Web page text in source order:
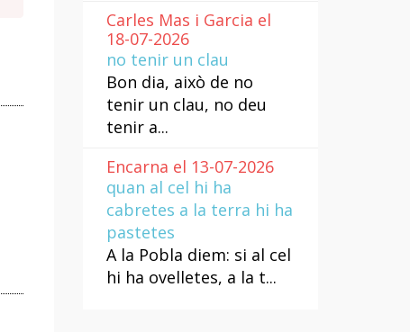
Carles Mas i Garcia el
18-07-2026
no tenir un clau
Bon dia, això de no
tenir un clau, no deu
tenir a...
Encarna el 13-07-2026
quan al cel hi ha
cabretes a la terra hi ha
pastetes
A la Pobla diem: si al cel
hi ha ovelletes, a la t...